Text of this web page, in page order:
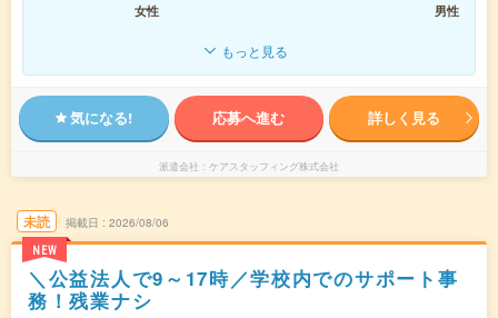
女性
男性
もっと見る
気になる! 応募へ進む 詳しく見る
派遣会社 ケアスタッフィング株式会社
未読
NEW
掲載日 2026/08/06
＼公益法人で9～17時／学校内でのサポート事
務！残業ナシ